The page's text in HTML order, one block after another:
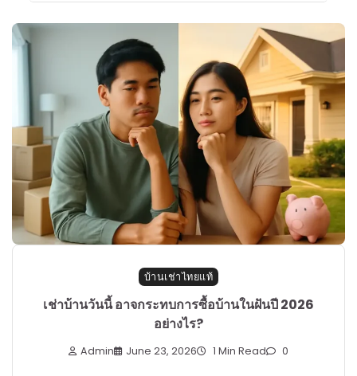
บ้านเช่าไทยแท้
เช่าบ้านวันนี้ อาจกระทบการซื้อบ้านในฝันปี 2026
อย่างไร?
Admin June 23, 2026 1 Min Read 0